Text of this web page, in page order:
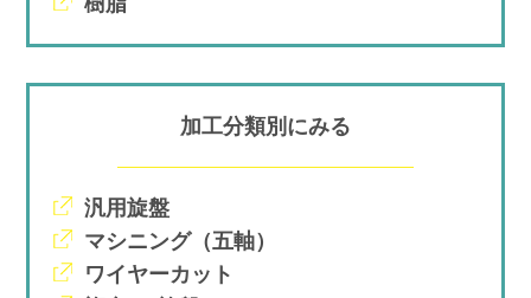
加工分類別にみる
汎用旋盤
マシニング（五軸）
ワイヤーカット